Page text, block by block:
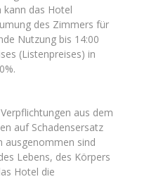
kann das Hotel
des Zimmers für
Nutzung bis 14:00
(Listenpreises) in
aus dem
auf Schadensersatz
ausgenommen sind
Lebens, des Körpers
Hotel die